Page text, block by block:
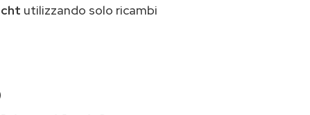
utilizzando solo ricambi